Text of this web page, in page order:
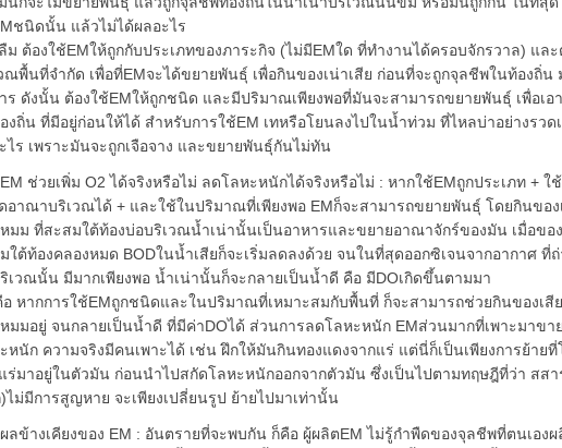
ชนิดนั้น แล้วไม่ได้ผลอะไร
ม ต้องใช้EMให้ถูกกับประเภทของภาระกิจ (ไม่มีEMใด ที่ทำงานได้ครอบจักรวาล) แล
ณพื้นที่จำกัด เพื่อที่EMจะได้ขยายพันธุ์ เพื่อกินของเน่าเสีย ก่อนที่จะถูกจุลชีพในท้องถิ่น
ร ดังนั้น ต้องใช้EMให้ถูกชนิด และมีปริมาณเพียงพอที่มันจะสามารถขยายพันธุ์ เพื่อเ
งถิ่น ที่มีอยู่ก่อนให้ได้ สำหรับการใช้EM เทหรือโยนลงไปในน้ำท่วม ที่ไหลบ่าอย่างรวด
ไร เพราะมันจะถูกเจือจาง และขยายพันธุ์กันไม่ทัน
ช่วยเพิ่ม O2 ได้จริงหรือไม่ ลดโลหะหนักได้จริงหรือไม่ : หากใช้EMถูกประเภท +
อาณาบริเวณได้ + และใช้ในปริมาณที่เพียงพอ EMก็จะสามารถขยายพันธุ์ โดยกินของ
มม ที่สะสมใต้ท้องบ่อบริเวณน้ำเน่านั้นเป็นอาหารและขยายอาณาจักร์ของมัน เมื่อของ
ใต้ท้องคลองหมด BODในน้ำเสียก็จะเริ่มลดลงด้วย จนในที่สุดออกซิเจนจากอากาศ ที่
เวณนั้น มีมากเพียงพอ น้ำเน่านั้นก็จะกลายเป็นน้ำดี คือ มีDOเกิดขึ้นตามมา
หากการใช้EMถูกชนิดและในปริมาณที่เหมาะสมกับพื้นที่ ก็จะสามารถช่วยกินของเสี
มมอยู่ จนกลายเป็นน้ำดี ที่มีค่าDOได้ ส่วนการลดโลหะหนัก EMส่วนมากที่เพาะมาขา
หนัก ความจริงมีคนเพาะได้ เช่น ฝึกให้มันกินทองแดงจากแร่ แต่นี่ก็เป็นเพียงการย้าย
ร่มาอยู่ในตัวมัน ก่อนนำไปสกัดโลหะหนักออกจากตัวมัน ซึ่งเป็นไปตามทฤษฎีที่ว่า สสา
ไม่มีการสูญหาย จะเพียงเปลี่ยนรูป ย้ายไปมาเท่านั้น
ลข้างเคียงของ EM : อันตรายที่จะพบกัน ก็คือ ผู้ผลิตEM ไม่รู้กำพืดของจุลชีพที่ตนเอง